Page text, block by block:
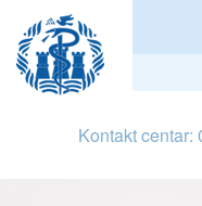
Kontakt centar: